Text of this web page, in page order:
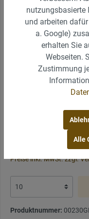
0,30 €* /
Preise inkl. MwSt. zzgl.
Produktnummer:
nutzungsbasierte
und arbeiten
a. Google)
erhalten Sie
Webseiten.
Zustimmung
Alle